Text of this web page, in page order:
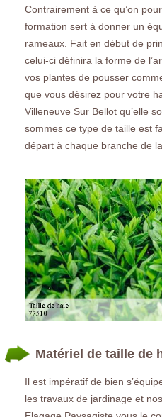
Contrairement à ce qu’on
formation sert à donner un
rameaux. Fait en début de
celui-ci définira la forme de
vos plantes de pousser
que vous désirez pour votre
Villeneuve Sur Bellot qu’elle
sommes ce type de taille est
départ à chaque branche de
Matériel de taille de
Il est impératif de bien
les travaux de jardinage et